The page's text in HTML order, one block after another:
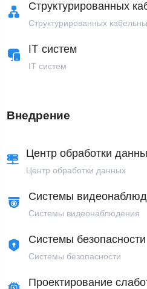
Структурированных
Структурированных
IT систем
IT систем
Внедрение
Центр обработки
Центр обработки данных
Системы
Системы видеонаблюдения
Системы безопасности
Системы безопасности
Проектирование